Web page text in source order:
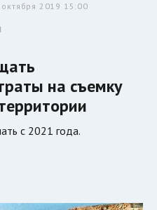
2019 15:00
на съемку
с 2021 года.